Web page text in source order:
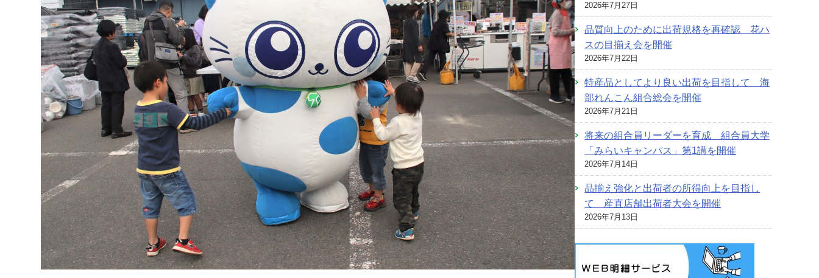
2026年7月27日
品質向上のために出荷規格を再確認 花ハ
スの目揃え会を開催
2026年7月22日
特産品としてより良い出荷を目指して 海
部れんこん組合総会を開催
2026年7月21日
将来の組合員リーダーを育成 組合員大学
「みらいキャンパス」第1講を開催
2026年7月14日
品揃え強化と出荷者の所得向上を目指し
て 産直店舗出荷者大会を開催
2026年7月13日